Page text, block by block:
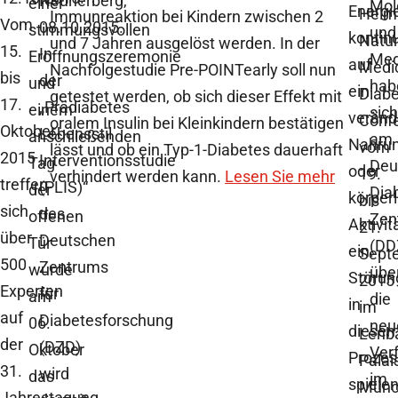
Vom
15.
bis
17.
Oktober
2015
treffen
sich
über
500
Experten
auf
der
31.
stimmungsvollen
Eröffnungszeremonie
und
einem
anschließenden
Tag
der
offenen
Tür
wurde
am
06.
Oktober
das
08.10.2015.
In
der
„Prädiabetes
Lebensstil
Interventionsstudie
(PLIS)“
des
Deutschen
Zentrums
für
Diabetesforschung
(DZD)
wird
Immunreaktion bei Kindern zwischen 2
und 7 Jahren ausgelöst werden. In der
Nachfolgestudie Pre-POINTearly soll nun
getestet werden, ob sich dieser Effekt mit
oralem Insulin bei Kleinkindern bestätigen
lässt und ob ein Typ-1-Diabetes dauerhaft
verhindert werden kann. Lesen Sie mehr
auf
ein
oder
ein.
in
spielen
vom
19.
bis
21.
2015
im
und
sich
am
die
im